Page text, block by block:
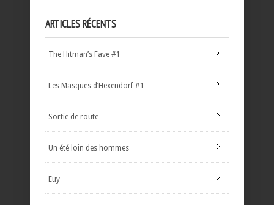
ARTICLES RÉCENTS
The Hitman’s Fave #1
Les Masques d’Hexendorf #1
Sortie de route
Un été loin des hommes
Euy